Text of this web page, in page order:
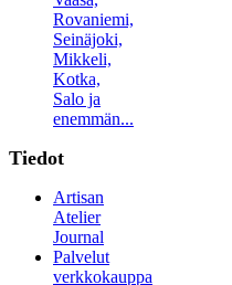
Rovaniemi,
Seinäjoki,
Mikkeli,
Kotka,
Salo ja
enemmän...
Tiedot
Artisan
Atelier
Journal
Palvelut
verkkokauppa